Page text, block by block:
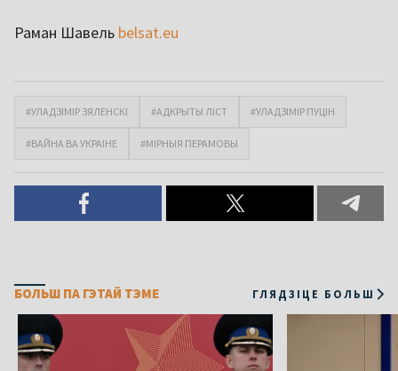
Раман Шавель belsat.eu
#УЛАДЗІМІР ЗЯЛЕНСКІ #АДКРЫТЫ ЛІСТ #УЛАДЗІМІР ПУЦІН
#ВАЙНА ВА УКРАІНЕ #МІРНЫЯ ПЕРАМОВЫ
БОЛЬШ ПА ГЭТАЙ ТЭМЕ ГЛЯДЗІЦЕ БОЛЬШ